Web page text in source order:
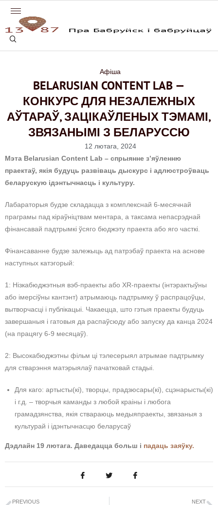
Афіша
BELARUSIAN CONTENT LAB —
КОНКУРС ДЛЯ НЕЗАЛЕЖНЫХ
АЎТАРАЎ, ЗАЦІКАЎЛЕНЫХ ТЭМАМІ,
ЗВЯЗАНЫМІ З БЕЛАРУССЮ
12 лютага, 2024
Мэта Belarusian Content Lab – спрыянне з’яўленню
праектаў, якія будуць развіваць дыскурс і адлюстроўваць
беларускую ідэнтычнасць і культуру.
Лабараторыя будзе складацца з комплекснай 6-месячнай
праграмы пад кіраўніцтвам ментара, а таксама непасрэднай
фінансавай падтрымкі ўсяго бюджэту праекта або яго часткі.
Фінансаванне будзе залежыць ад патрэбаў праекта на аснове
наступных катэгорый:
1: Нізкабюджэтныя вэб-праекты або XR-праекты (інтэрактыўны
або імерсіўны кантэнт) атрымаюць падтрымку ў распрацоўцы,
вытворчасці і публікацыі. Чакаецца, што гэтыя праекты будуць
завершаныя і гатовыя да распаўсюду або запуску да канца 2024
(на працягу 6-9 месяцаў).
2: Высокабюджэтны фільм ці тэлесерыял атрымае падтрымку
для стварэння матэрыялаў пачатковай стадыі.
Для каго: артысты(кі), творцы, прадзюсары(кі), сцэнарысты(кі)
і г.д. – творчыя каманды з любой краіны і любога
грамадзянства, якія ствараюць медыяпраекты, звязаныя з
культурай і ідэнтычнасцю беларусаў
Дэдлайн 19 лютага. Даведацца больш і падаць заяўку.
PREVIOUS NEXT